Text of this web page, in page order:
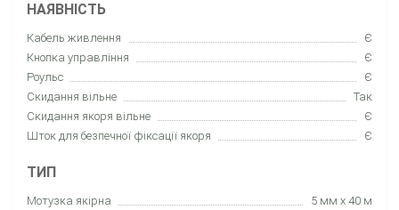
НАЯВНІСТЬ
Кабель живлення
Є
Кнопка управління
Є
Роульс
Є
Скидання вільне
Так
Скидання якоря вільне
Є
Шток для безпечної фіксації якоря
Є
ТИП
Мотузка якірна
5 мм x 40 м